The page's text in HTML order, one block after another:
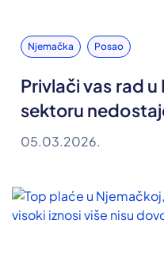
Njemačka Posao
Privlači vas rad
sektoru
05.03.2026.